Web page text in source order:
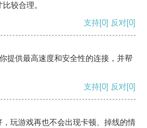
较合理。
支持[0] 反对[0]
提供最高速度和安全性的连接，并帮
支持[0] 反对[0]
玩游戏再也不会出现卡顿、掉线的情